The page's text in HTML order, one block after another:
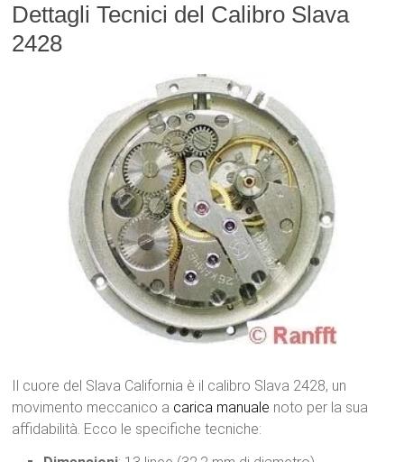
Dettagli Tecnici del Calibro Slava
2428
Il cuore del Slava California è il calibro Slava 2428, un
movimento meccanico a carica manuale noto per la sua
affidabilità. Ecco le specifiche tecniche: